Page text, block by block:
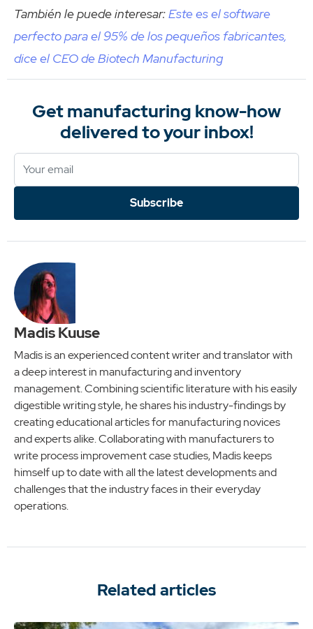
También le puede interesar:Este es el software
perfecto para el 95% de los pequeños fabricantes,
dice el CEO de Biotech Manufacturing
Get manufacturing know-how
delivered to your inbox!
Subscribe
Madis Kuuse
Madis is an experienced content writer and translator with
a deep interest in manufacturing and inventory
management. Combining scientific literature with his easily
digestible writing style, he shares his industry-findings by
creating educational articles for manufacturing novices
and experts alike. Collaborating with manufacturers to
write process improvement case studies, Madis keeps
himself up to date with all the latest developments and
challenges that the industry faces in their everyday
operations.
Related articles